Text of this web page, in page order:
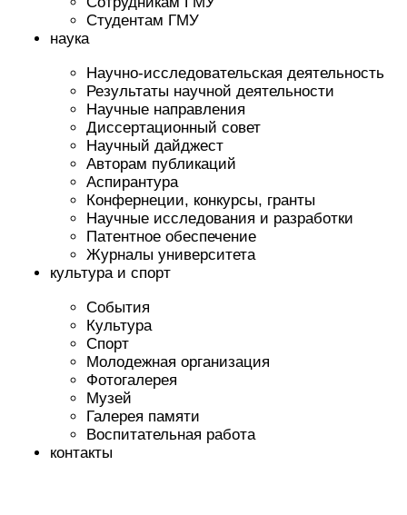
Студентам ГМУ
наука
Научно-исследовательская деятельность
Результаты научной деятельности
Научные направления
Диссертационный совет
Научный дайджест
Авторам публикаций
Аспирантура
Конфернеции, конкурсы, гранты
Научные исследования и разработки
Патентное обеспечение
Журналы университета
культура и спорт
События
Культура
Спорт
Молодежная организация
Фотогалерея
Музей
Галерея памяти
Воспитательная работа
контакты